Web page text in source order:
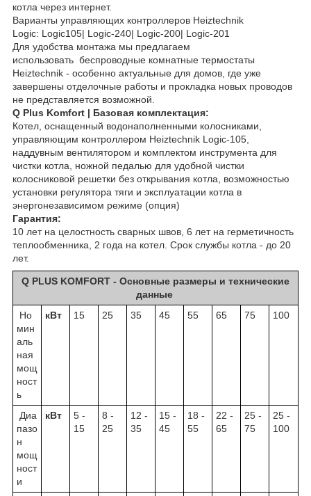
котла через интернет.
Варианты управляющих контроллеров Heiztechnik
Logic: Logic105| Logic-240| Logic-200| Logic-201
Для удобства монтажа мы предлагаем
использовать беспроводные комнатные термостаты
Heiztechnik - особенно актуальные для домов, где уже
завершены отделочные работы и прокладка новых проводов
не представляется возможной.
Q Plus Komfort | Базовая комплектация:
Котел, оснащенный водонаполненными колосниками,
управляющим контроллером Heiztechnik Logic-105,
наддувным вентилятором и комплектом инструмента для
чистки котла, ножной педалью для удобной чистки
колосниковой решетки без открывания котла, возможностью
установки регулятора тяги и эксплуатации котла в
энергонезависимом режиме (опция)
Гарантия:
10 лет на целостность сварных швов, 6 лет на герметичность
теплообменника, 2 года на котел. Срок службы котла - до 20
лет.
Q PLUS KOMFORT - Основные размеры и технические
данные
Но
мин
аль
ная
мощ
ност
ь
кВт 15 25 35 45 55 65 75 100
Диа
пазо
н
мощ
ност
и
кВт
5 -
15
8 -
25
12 -
35
15 -
45
18 -
55
22 -
65
25 -
75
25 -
100